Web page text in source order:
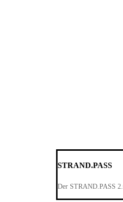
STRAND.PASS
Der STRAND.PASS